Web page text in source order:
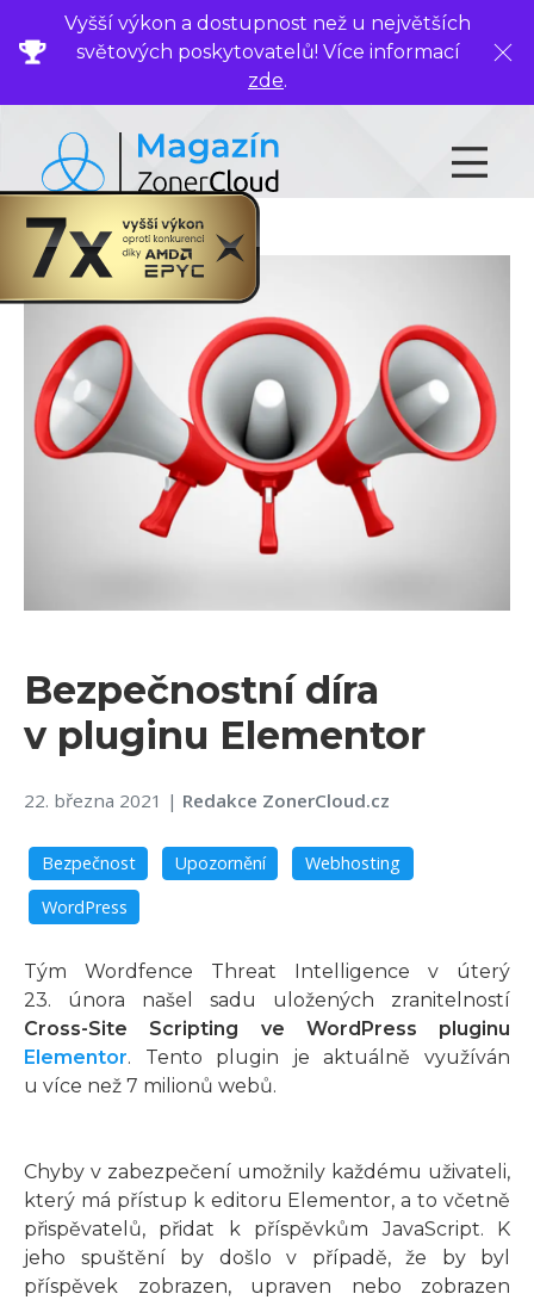
Vyšší výkon a dostupnost než u největších
světových poskytovatelů! Více informací
zde.
Bezpečnostní díra
v pluginu Elementor
22. března 2021 | Redakce ZonerCloud.cz
Bezpečnost Upozornění
Webhosting
WordPress
Tým Wordfence Threat Intelligence v úterý
23. února našel sadu uložených zranitelností
Cross-Site Scripting ve WordPress pluginu
Elementor. Tento plugin je aktuálně využíván
u více než 7 milionů webů.
Chyby v zabezpečení umožnily každému uživateli,
který má přístup k editoru Elementor, a to včetně
přispěvatelů, přidat k příspěvkům JavaScript. K
jeho spuštění by došlo v případě, že by byl
příspěvek zobrazen, upraven nebo zobrazen